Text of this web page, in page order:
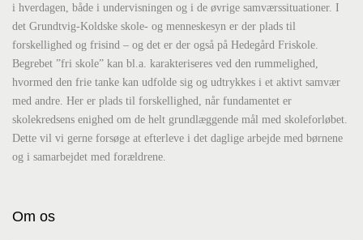
i hverdagen, både i undervisningen og i de øvrige samværssituationer. I
det Grundtvig-Koldske skole- og menneskesyn er der plads til
forskellighed og frisind – og det er der også på Hedegård Friskole.
Begrebet ”fri skole” kan bl.a. karakteriseres ved den rummelighed,
hvormed den frie tanke kan udfolde sig og udtrykkes i et aktivt samvær
med andre. Her er plads til forskellighed, når fundamentet er
skolekredsens enighed om de helt grundlæggende mål med skoleforløbet.
Dette vil vi gerne forsøge at efterleve i det daglige arbejde med børnene
og i samarbejdet med forældrene.
Om os